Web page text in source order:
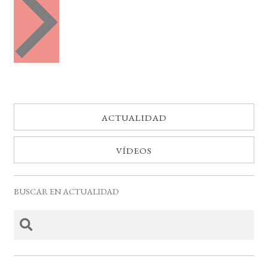
so
ACTUALIDAD
VÍDEOS
BUSCAR EN ACTUALIDAD